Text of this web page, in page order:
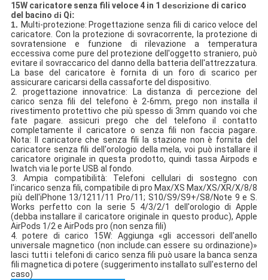
15W caricatore senza fili veloce 4 in 1 descrizionedi carico
del bacino di Qi:
1. Multi-protezione: Progettazione senza fili di carico veloce del
caricatore. Con la protezione di sovracorrente, la protezione di
sovratensione e funzione di rilevazione a temperatura
eccessiva come pure del protezione dell'oggetto straniero, può
evitare il sovraccarico del danno della batteria dell'attrezzatura.
La base del caricatore è fornita di un foro di scarico per
assicurare caricarsi della cassaforte del dispositivo.
2. progettazione innovatrice: La distanza di percezione del
carico senza fili del telefono è 2-6mm, prego non installa il
rivestimento protettivo che più spesso di 3mm quando voi che
fate pagare.
assicuri prego che del telefono il contatto
completamente il caricatore o senza fili non faccia pagare.
Nota: Il caricatore che senza fili la stazione non è fornita del
caricatore senza fili dell'orologio della mela, voi può installare il
caricatore originale in questa prodotto, quindi tassa Airpods e
Iwatch via le porte USB al fondo.
3.Ampia compatibilità: Telefoni cellulari di sostegno con
l'incarico senza fili, compatibile di pro Max/XS Max/XS/XR/X/8/8
più dell'iPhone 13/1211/11 Pro/11; S10/S9/S9+/S8/Note 9 e S.
Works perfetto con la serie 5 4/3/2/1 dell'orologio di Apple
(debba installare il caricatore originale in questo produc), Apple
AirPods 1/2 e AirPods pro (non senza fili)
4.potere di carico 15W: Aggiunga «gli accessori dell'anello
universale magnetico (non include.can essere su ordinazione)»
lasci tutti i telefoni di carico senza fili può usare la banca senza
fili magnetica di potere (suggerimento installato sull'esterno del
caso)